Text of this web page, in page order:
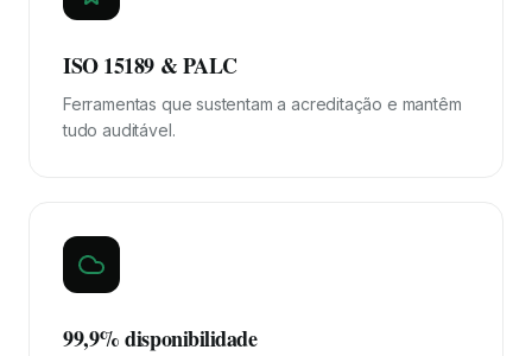
ISO 15189 & PALC
Ferramentas que sustentam a acreditação e mantêm
tudo auditável.
99,9% disponibilidade